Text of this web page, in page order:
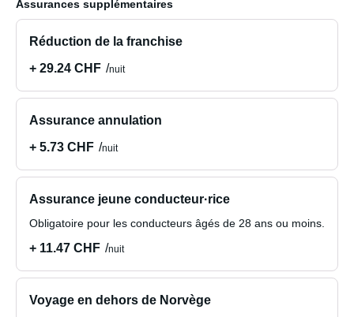
Assurances supplémentaires
Réduction de la franchise
+ 29.24 CHF
nuit
Assurance annulation
+ 5.73 CHF
nuit
Assurance jeune conducteur·rice
Obligatoire pour les conducteurs âgés de 28 ans ou moins.
+ 11.47 CHF nuit
Voyage en dehors de Norvège